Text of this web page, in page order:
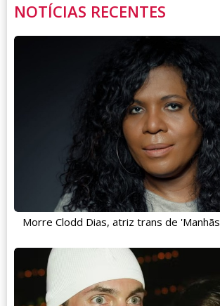
NOTÍCIAS RECENTES
Morre Clodd Dias, atriz trans de